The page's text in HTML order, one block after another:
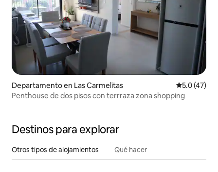
Departamento en Las Carmelitas Calificación
5.0 (47)
Penthouse de dos pisos con terrraza zona shopping
Destinos para explorar
Otros tipos de alojamientos Qué hacer